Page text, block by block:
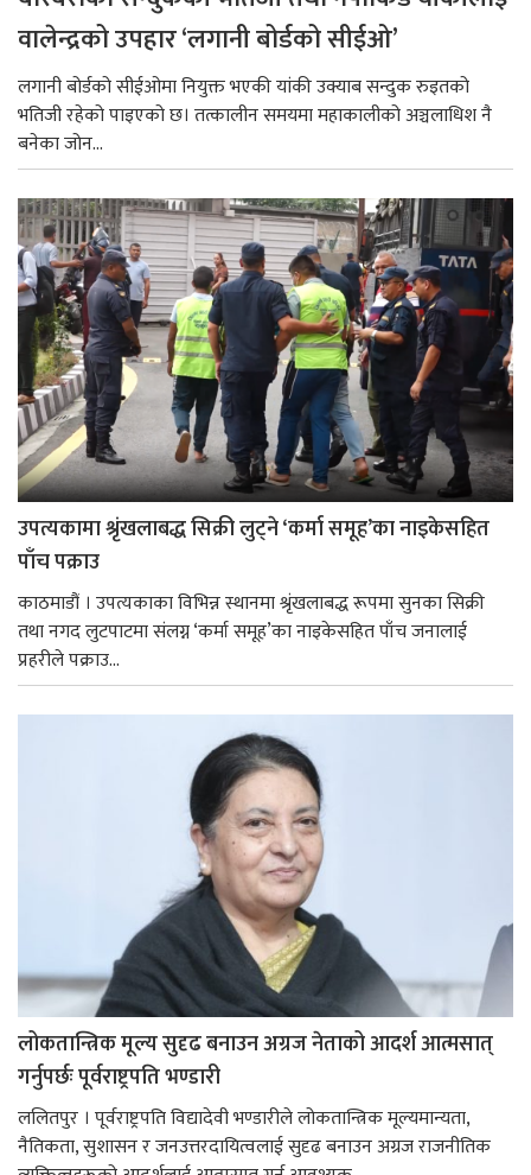
वालेन्द्रको उपहार ‘लगानी बोर्डको सीईओ’
लगानी बोर्डको सीईओमा नियुक्त भएकी यांकी उक्याब सन्दुक रुइतको
भतिजी रहेको पाइएको छ। तत्कालीन समयमा महाकालीको अञ्चलाधिश नै
बनेका जोन...
उपत्यकामा श्रृंखलाबद्ध सिक्री लुट्ने ‘कर्मा समूह’का नाइकेसहित
पाँच पक्राउ
काठमाडौं । उपत्यकाका विभिन्न स्थानमा श्रृंखलाबद्ध रूपमा सुनका सिक्री
तथा नगद लुटपाटमा संलग्न ‘कर्मा समूह’का नाइकेसहित पाँच जनालाई
प्रहरीले पक्राउ...
लोकतान्त्रिक मूल्य सुदृढ बनाउन अग्रज नेताको आदर्श आत्मसात्
गर्नुपर्छः पूर्वराष्ट्रपति भण्डारी
ललितपुर । पूर्वराष्ट्रपति विद्यादेवी भण्डारीले लोकतान्त्रिक मूल्यमान्यता,
नैतिकता, सुशासन र जनउत्तरदायित्वलाई सुदृढ बनाउन अग्रज राजनीतिक